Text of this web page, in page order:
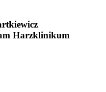
Harzklinikum